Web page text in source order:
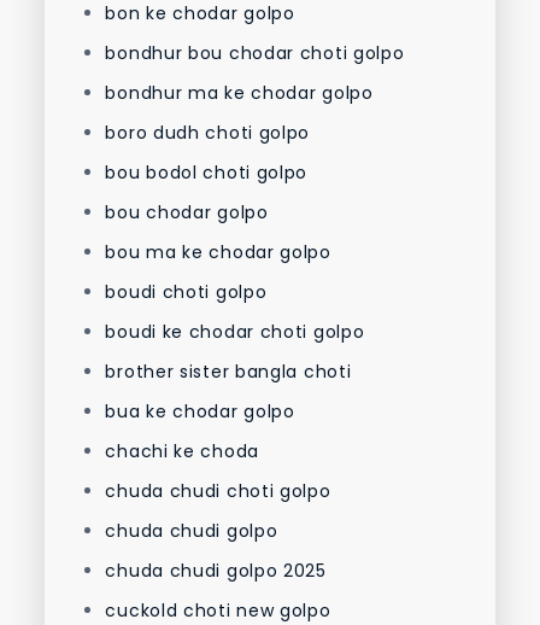
bon ke chodar golpo
bondhur bou chodar choti golpo
bondhur ma ke chodar golpo
boro dudh choti golpo
bou bodol choti golpo
bou chodar golpo
bou ma ke chodar golpo
boudi choti golpo
boudi ke chodar choti golpo
brother sister bangla choti
bua ke chodar golpo
chachi ke choda
chuda chudi choti golpo
chuda chudi golpo
chuda chudi golpo 2025
cuckold choti new golpo